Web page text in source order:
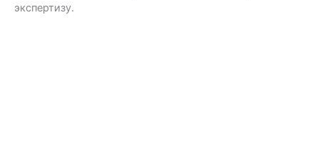
экспертизу.